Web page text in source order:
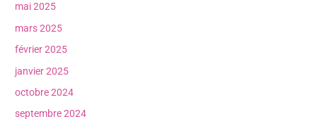
mai 2025
mars 2025
février 2025
janvier 2025
octobre 2024
septembre 2024